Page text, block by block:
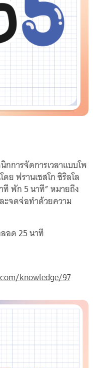
การจัดการเวลาแบบโพ
ย ฟรานเชสโก ซิริลโล
ที พัก 5 นาที” หมายถึง
ะจดจ่อทำด้วยความ
อด 25 นาที
knowledge/97